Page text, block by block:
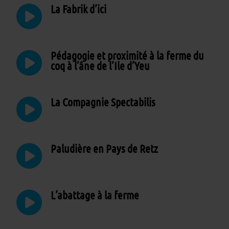
La Fabrik d’ici
Pédagogie et proximité à la ferme du
coq à l’âne de l’Ile d’Yeu
La Compagnie Spectabilis
Paludière en Pays de Retz
L’abattage à la ferme